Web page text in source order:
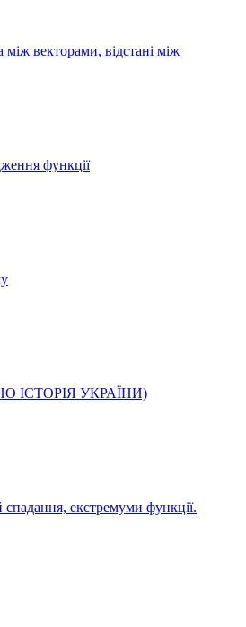
векторами, відстані між
функції
(ЗНО ІСТОРІЯ УКРАЇНИ)
спадання, екстремуми функції.